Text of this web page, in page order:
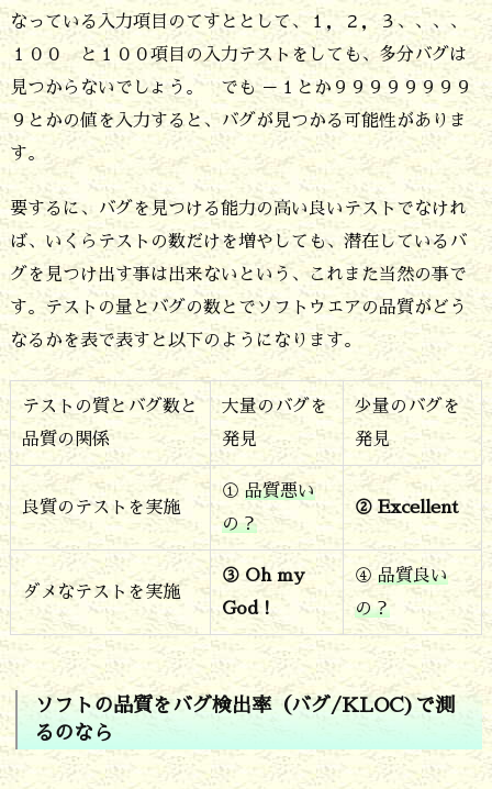
で
は
見
つ
か
る
バ
グ
は
ゼ
ロ
5.
ソ
フ
ト
の
品
質
を
バ
なっている入力項目のてすととして、１，２，３、、、、
１００ と１００項目の入力テストをしても、多分バグは
見つからないでしょう。 でも －１とか９９９９９９９９
９とかの値を入力すると、バグが見つかる可能性がありま
す。
要するに、バグを見つける能力の高い良いテストでなけれ
ば、いくらテストの数だけを増やしても、潜在しているバ
グを見つけ出す事は出来ないという、これまた当然の事で
す。テストの量とバグの数とでソフトウエアの品質がどう
なるかを表で表すと以下のようになります。
テストの質とバグ数と
品質の関係
大量のバグを
発見
少量のバグを
発見
良質のテストを実施
① 品質悪い
の？
② Excellent
ダメなテストを実施
③ Oh my
God！
④ 品質良い
の？
ソフトの品質をバグ検出率（バグ/KLOC)で測
るのなら